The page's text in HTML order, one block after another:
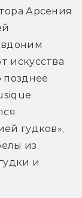
Арсения
искусства
позднее
гудков»,
из
и